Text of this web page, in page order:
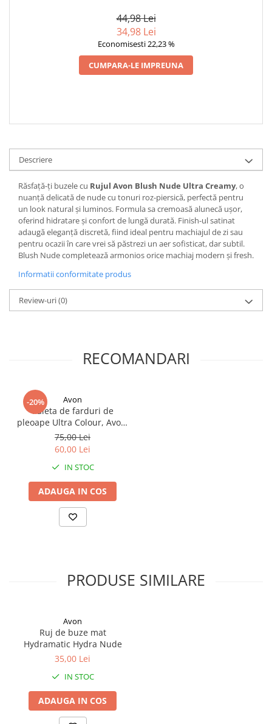
DELICATE ȘI LUMINOASE44,98 Lei
34,98 Lei
Economisesti 22,23 %
CUMPARA-LE IMPREUNA
Descriere
Răsfață-ți buzele cu Rujul Avon Blush Nude Ultra Creamy, o
nuanță delicată de nude cu tonuri roz-piersică, perfectă pentru
un look natural și luminos. Formula sa cremoasă alunecă ușor,
oferind hidratare și confort de lungă durată. Finish-ul satinat
adaugă eleganță discretă, fiind ideal pentru machiajul de zi sau
pentru ocazii în care vrei să păstrezi un aer sofisticat, dar subtil.
Blush Nude completează armonios orice machiaj modern și fresh.
Informatii conformitate produs
Review-uri(0)
RECOMANDARI
-20% Avon
Paleta de farduri de
pleoape Ultra Colour, Avon,
Lilacs, 6.3 g
75,00 Lei
60,00 Lei
IN STOC
ADAUGA IN COS
PRODUSE SIMILARE
Avon
Ruj de buze mat
Hydramatic Hydra Nude
35,00 Lei
IN STOC
ADAUGA IN COS